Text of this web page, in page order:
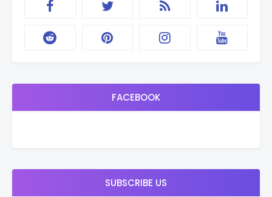
FACEBOOK
SUBSCRIBE US